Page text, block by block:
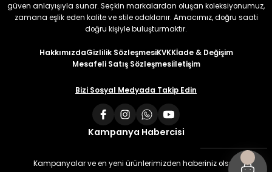
güven anlayışıyla sunar. Seçkin markalardan oluşan koleksiyonumuz,
zamana eşlik eden kalite ve stile odaklanır. Amacımız, doğru saati
doğru kişiyle buluşturmaktır.
HakkımızdaGizlilik SözleşmesiKVKKİade & Değişim
Mesafeli Satış Sözleşmesiİletişim
Bizi Sosyal Medyada Takip Edin
Kampanya Habercisi
Kampanyalar ve en yeni ürünlerimizden haberiniz olsun